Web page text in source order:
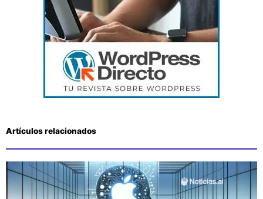
Artículos relacionados